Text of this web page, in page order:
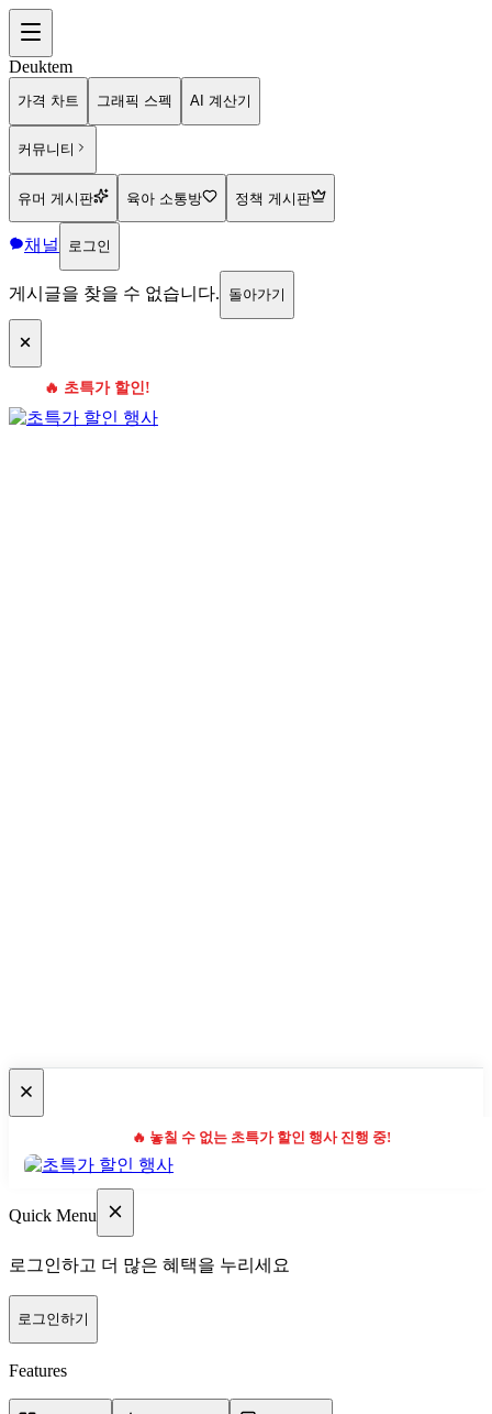
Deuktem
가격 차트 그래픽 스펙 AI 계산기
커뮤니티
유머 게시판 육아 소통방 정책 게시판
채널 로그인
게시글을 찾을 수 없습니다. 돌아가기
🔥 초특가 할인!
🔥 놓칠 수 없는 초특가 할인 행사 진행 중!
Quick Menu
로그인하고 더 많은 혜택을 누리세요
로그인하기
Features